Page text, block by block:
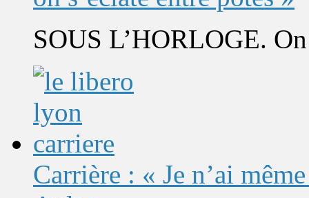
SOUS L’HORLOGE.
Carrière : « Je n’ai